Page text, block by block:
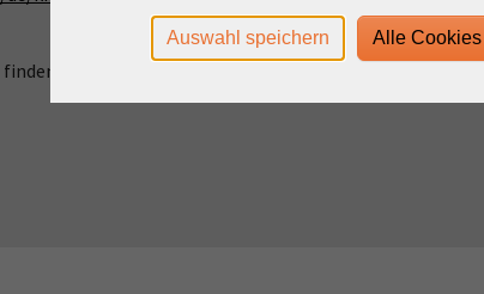
Sie auf www.webinare-vhs.de unter dem Menüpunkt
Auswahl speichern Alle